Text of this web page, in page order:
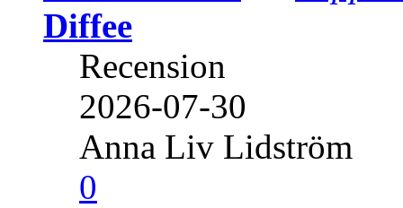
Diffee
Recension
2026-07-30
Anna Liv Lidström
0